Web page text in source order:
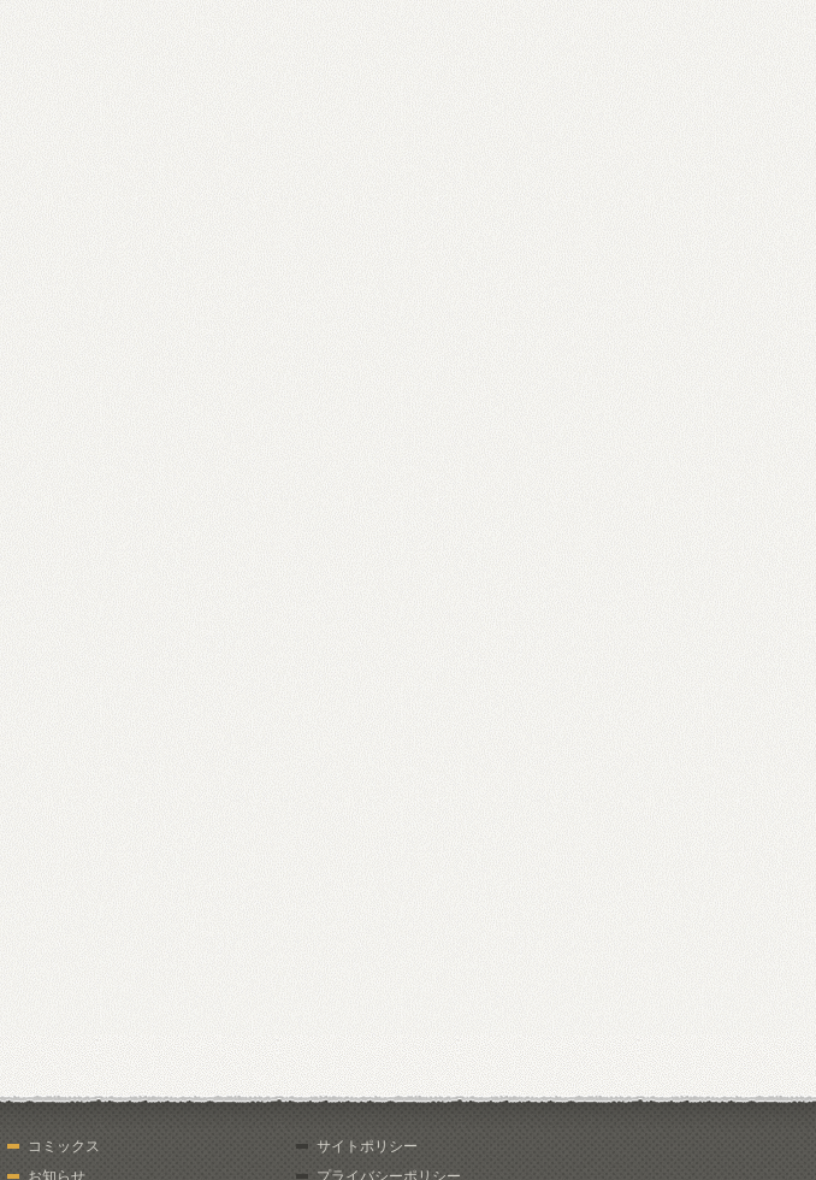
コミックス
お知らせ
サイトポリシー
プライバシーポリシー